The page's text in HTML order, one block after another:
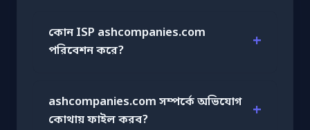
কোন ISP ashcompanies.com
পরিবেশন করে?
ashcompanies.com সম্পর্কে অভিযোগ
কোথায় ফাইল করব?